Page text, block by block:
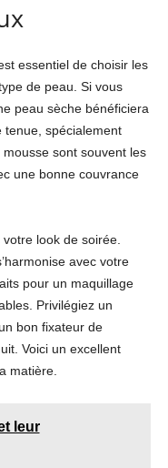
essentiel de choisir les
de peau. Si vous
peau sèche bénéficiera
tenue, spécialement
sont souvent les
une bonne couvrance
look de soirée.
avec votre
pour un maquillage
Privilégiez un
bon fixateur de
Voici un excellent
matière.
leur